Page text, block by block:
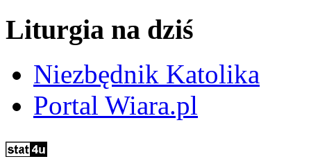
Liturgia na dziś
Niezbędnik Katolika
Portal Wiara.pl